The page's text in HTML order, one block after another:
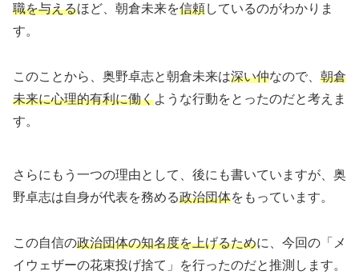
職を与えるほど、朝倉未来を信頼しているのがわかりま
す。
このことから、奥野卓志と朝倉未来は深い仲なので、 朝倉
未来に心理的有利に働くような行動をとったのだと考えま
す。
さらにもう一つの理由として、後にも書いていますが、奥
野卓志は自身が代表を務める政治団体をもっています。
この自信の政治団体の知名度を上げるために、今回の「メ
イウェザーの花束投げ捨て」を行ったのだと推測します。